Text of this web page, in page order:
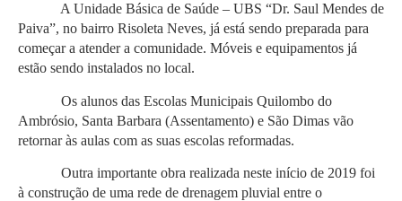
A Unidade Básica de Saúde – UBS “Dr. Saul Mendes de
Paiva”, no bairro Risoleta Neves, já está sendo preparada para
começar a atender a comunidade. Móveis e equipamentos já
estão sendo instalados no local.
Os alunos das Escolas Municipais Quilombo do
Ambrósio, Santa Barbara (Assentamento) e São Dimas vão
retornar às aulas com as suas escolas reformadas.
Outra importante obra realizada neste início de 2019 foi
à construção de uma rede de drenagem pluvial entre o